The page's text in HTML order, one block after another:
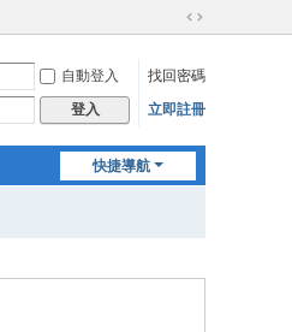
切
到
寬
自動登入
找回密碼
登入 立即註冊
快捷導航